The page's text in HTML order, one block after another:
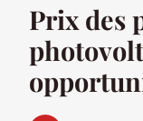
Prix des